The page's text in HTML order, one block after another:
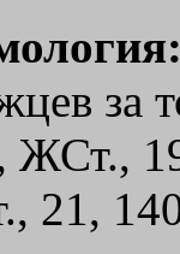
за
ЖСт.,
21,